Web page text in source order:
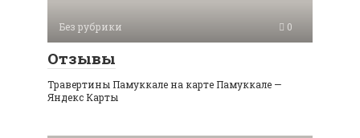
Без рубрики 0
Отзывы
Травертины Памуккале на карте Памуккале —
Яндекс Карты